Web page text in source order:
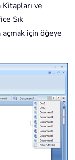
ve
Sık
açmak için öğeye